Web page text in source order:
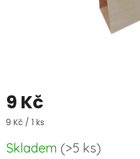
9 Kč
Měrná
9 Kč / 1 ks
Skladem (>5 ks)